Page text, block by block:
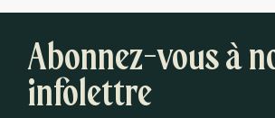
Abonnez-vous à
infolettre